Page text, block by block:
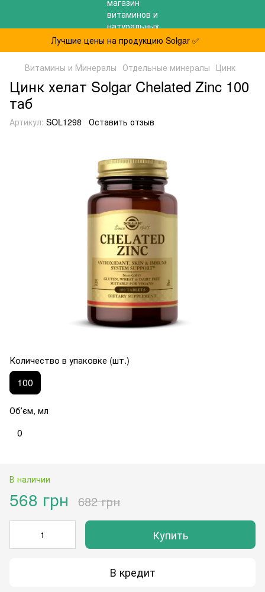
Лучшие цены на продукцию Solgar ✅
Витамины и Минералы Отдельные минералы Цинк
Цинк хелат Solgar Chelated Zinc 100
таб
Артикул: SOL1298 Оставить отзыв
Количество в упаковке (шт.)
100
Обʼєм, мл
0
В наличии
568 грн 682 грн
Купить
В кредит